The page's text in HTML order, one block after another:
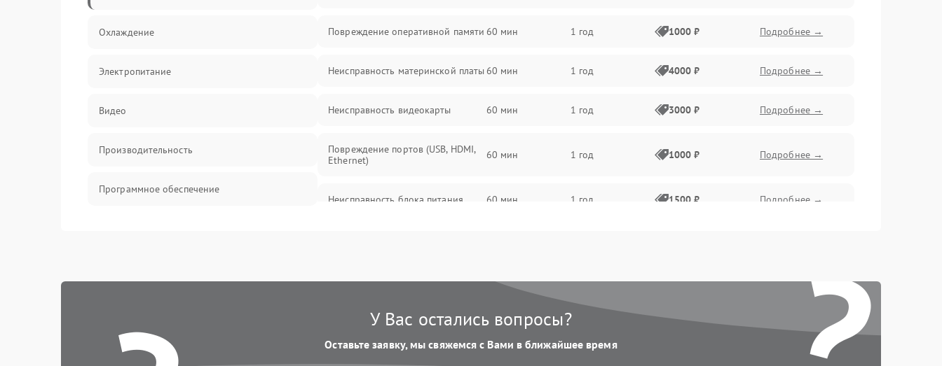
Охлаждение
Электропитание
Видео
Производительность
Программное обеспечение
Накопители
Повреждение оперативной памяти 60 мин 1 год 1000 ₽ Подробнее →
Неисправность материнской платы 60 мин 1 год 4000 ₽ Подробнее →
Неисправность видеокарты 60 мин 1 год 3000 ₽ Подробнее →
Повреждение портов (USB, HDMI,
Ethernet)
60 мин 1 год 1000 ₽ Подробнее →
Неисправность блока питания 60 мин 1 год 1500 ₽ Подробнее →
60 мин Подробнее →
Повреждение разъемов питания 60 мин Подробнее →
У Вас остались вопросы?
Оставьте заявку, мы свяжемся с Вами в ближайшее время